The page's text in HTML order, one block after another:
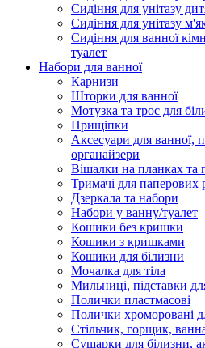
Сидіння для унітазу
Сидіння для унітазу
Сидіння для ванної
туалет
Набори для ванної
Карнизи
Шторки для ванної
Мотузка та трос для
Прищіпки
Аксесуари для ванної,
органайзери
Вішалки на планках та
Тримачі для паперових
Дзеркала та набори
Набори у ванну/туалет
Кошики без кришки
Кошики з кришками
Кошики для білизни
Мочалка для тіла
Мильниці, підставки
Полички пластмасові
Полички хроморовані
Стільчик, горщик,
Сушарки для білизни,